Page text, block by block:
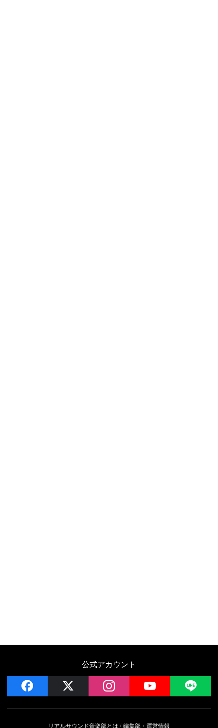
公式アカウント
facebook instagram YouTube
リアルサウンド音楽部とは 編集部・運営情報